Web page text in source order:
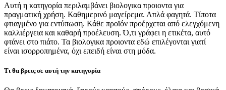
Αυτή η κατηγορία περιλαμβάνει βιολογικα προιοντα για
πραγματική χρήση. Καθημερινό μαγείρεμα. Απλά φαγητά. Τίποτα
φτιαγμένο για εντύπωση. Κάθε προϊόν προέρχεται από ελεγχόμενη
καλλιέργεια και καθαρή προέλευση. Ό,τι γράφει η ετικέτα, αυτό
φτάνει στο πιάτο. Τα βιολογικα προιοντα εδώ επιλέγονται γιατί
είναι ισορροπημένα, όχι επειδή είναι στη μόδα.
Τι θα βρεις σε αυτή την κατηγορία